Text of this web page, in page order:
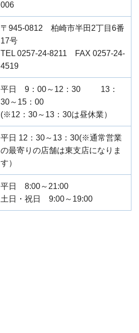
006
〒945-0812 柏崎市半田2丁目6番
17号
TEL 0257-24-8211 FAX 0257-24-
4519
平日 9：00～12：30 13：
30～15：00
(※12：30～13：30は昼休業）
平日 12：30～13：30(※通常営業
の最寄りの店舗は東支店になりま
す）
平日 8:00～21:00
土日・祝日 9:00～19:00